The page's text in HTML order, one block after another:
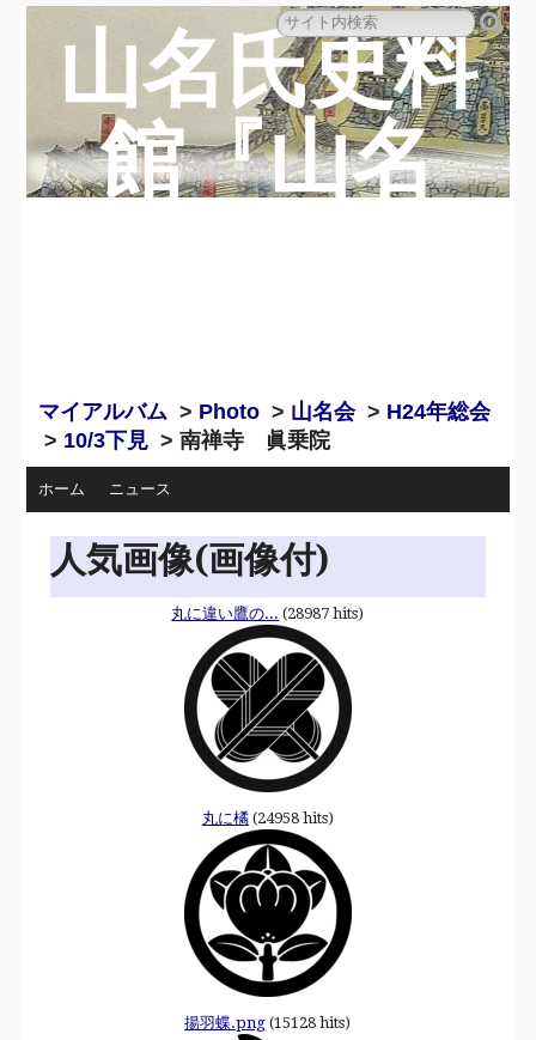
山名氏史料
館『山名
マイアルバム > Photo > 山名会> H24年総会
> 10/3下見 > 南禅寺 眞乗院
ホーム ニュース
人気画像(画像付)
丸に違い鷹の... (28987 hits)
丸に橘(24958 hits)
揚羽蝶.png (15128 hits)